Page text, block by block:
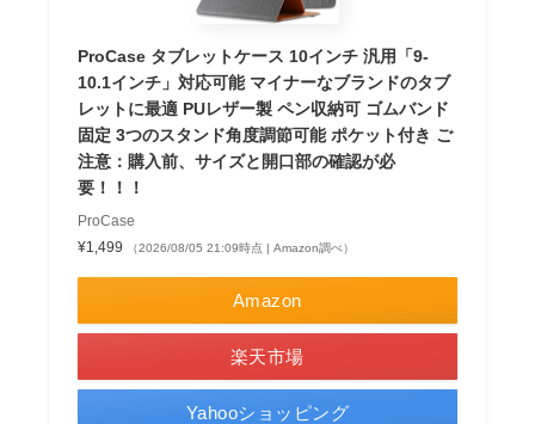
ProCase タブレットケース 10インチ 汎用「9-
10.1インチ」対応可能 マイナーなブランドのタブ
レットに最適 PUレザー製 ペン収納可 ゴムバンド
固定 3つのスタンド角度調節可能 ポケット付き ご
注意：購入前、サイズと開口部の確認が必
要！！！
ProCase
¥1,499
（2026/08/05 21:09時点 | Amazon調べ）
Amazon
楽天市場
Yahooショッピング